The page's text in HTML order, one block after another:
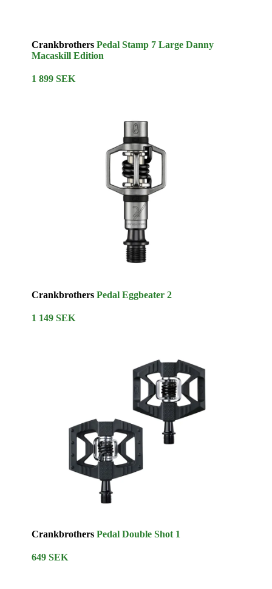
CrankbrothersPedal Stamp 7 Large Danny
Macaskill Edition
1 899 SEK
CrankbrothersPedal Eggbeater 2
1 149 SEK
CrankbrothersPedal Double Shot 1
649 SEK